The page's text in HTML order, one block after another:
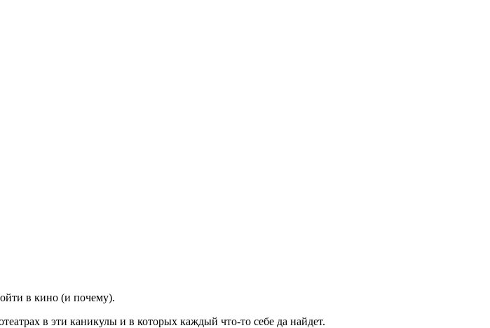
в кино (и почему).
в эти каникулы и в которых каждый что-то себе да найдет.